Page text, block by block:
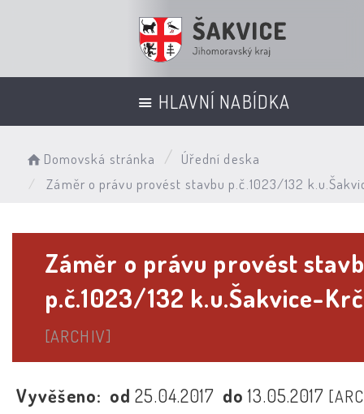
HLAVNÍ NABÍDKA
Domovská stránka
Úřední deska
Záměr o právu provést stavbu p.č.1023/132
Záměr o právu provést
p.č.1023/132 k.u.Šakvice-
[ARCHIV]
Vyvěšeno: od25.04.2017 do13.05.2017